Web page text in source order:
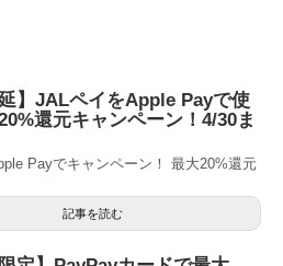
延】JALペイをApple Payで使
還元キャンペーン！4/30ま
Payでキャンペーン！ 最大20%還元
記事を読む